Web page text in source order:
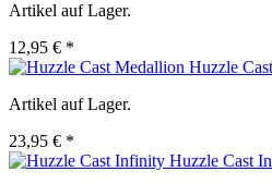
Artikel auf Lager.
12,95 € *
Huzzle
Artikel auf Lager.
23,95 € *
Huzzle Cast